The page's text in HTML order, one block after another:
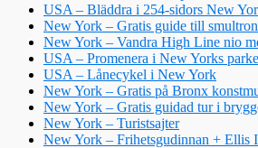
USA – Bläddra i 254-sidors New
New York – Gratis guide till
New York – Vandra High Line nio
USA – Promenera i New Yorks
USA – Lånecykel i New York
New York – Gratis på Bronx
New York – Gratis guidad tur i
New York – Turistsajter
New York – Frihetsgudinnan + Ellis